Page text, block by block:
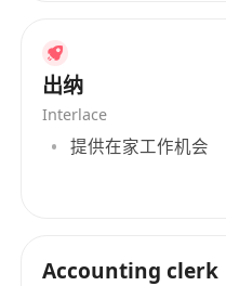
出纳
Interlace
提供在家工作机会
Accounting clerk